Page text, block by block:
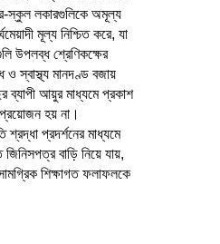
স্কুল লকারগুলিকে অমূল্য
মূল্য নিশ্চিত করে, যা
উপলব্ধ শ্রেণিকক্ষের
ও স্বাস্থ্য মানদণ্ড বজায়
ব্যাপী আয়ুর মাধ্যমে প্রকাশ
প্রয়োজন হয় না।
প্রদর্শনের মাধ্যমে
বাড়ি নিয়ে যায়,
শিক্ষাগত ফলাফলকে